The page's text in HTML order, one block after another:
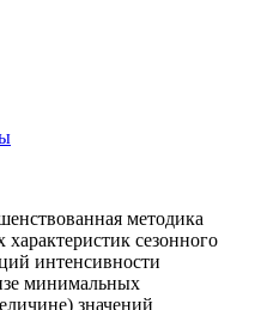
методика
сезонного
интенсивности
минимальных
значений